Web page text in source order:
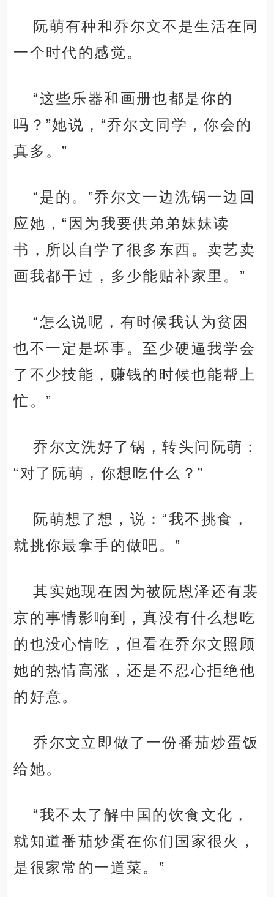
阮萌有种和乔尔文不是生活在同
一个时代的感觉。
“这些乐器和画册也都是你的
吗？”她说，“乔尔文同学，你会的
真多。”
“是的。”乔尔文一边洗锅一边回
应她，“因为我要供弟弟妹妹读
书，所以自学了很多东西。卖艺卖
画我都干过，多少能贴补家里。”
“怎么说呢，有时候我认为贫困
也不一定是坏事。至少硬逼我学会
了不少技能，赚钱的时候也能帮上
忙。”
乔尔文洗好了锅，转头问阮萌：
“对了阮萌，你想吃什么？”
阮萌想了想，说：“我不挑食，
就挑你最拿手的做吧。”
其实她现在因为被阮恩泽还有裴
京的事情影响到，真没有什么想吃
的也没心情吃，但看在乔尔文照顾
她的热情高涨，还是不忍心拒绝他
的好意。
乔尔文立即做了一份番茄炒蛋饭
给她。
“我不太了解中国的饮食文化，
就知道番茄炒蛋在你们国家很火，
是很家常的一道菜。”